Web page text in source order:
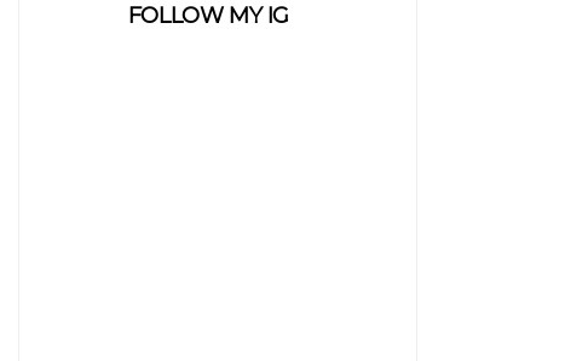
FOLLOW MY IG